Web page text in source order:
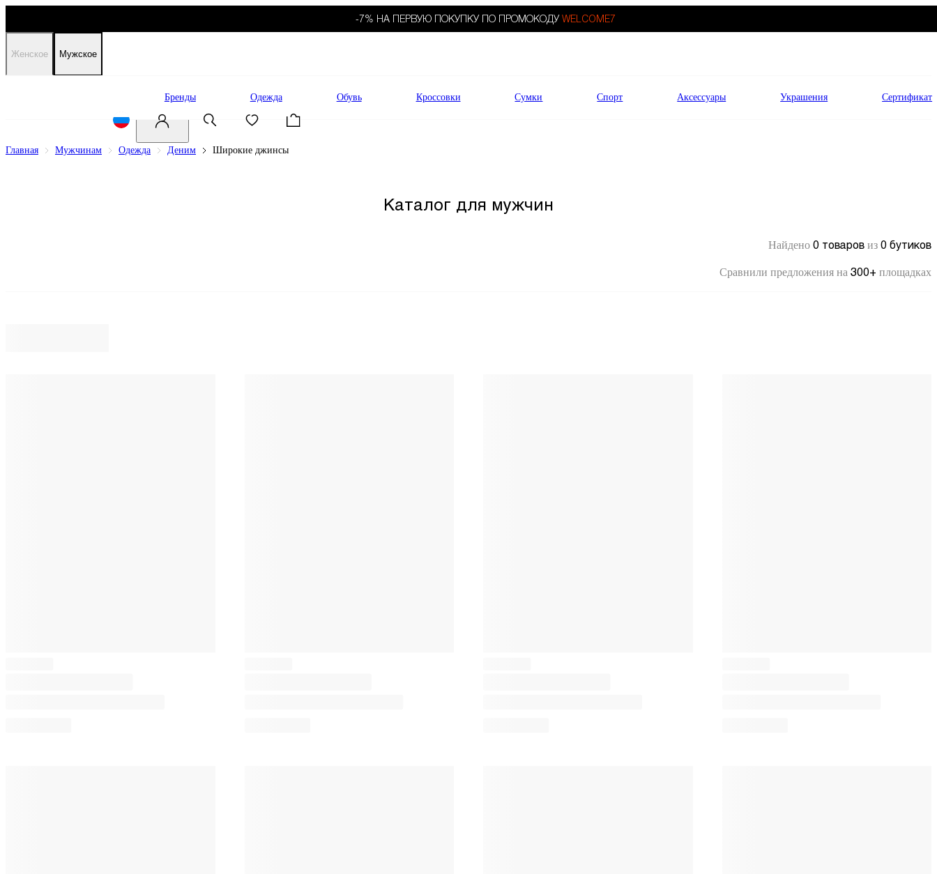
-7% НА ПЕРВУЮ ПОКУПКУ ПО ПРОМОКОДУ WELCOME7
Женское Мужское
Бренды Одежда Обувь Кроссовки Сумки Спорт Аксессуары Украшения Сертификат
Главная Мужчинам Одежда Деним Широкие джинсы
Каталог для мужчин
Найдено 0 товаров из 0 бутиков
Сравнили предложения на 300+ площадках